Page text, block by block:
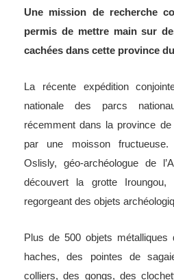
Une mission de recherche
permis de mettre main sur
cachées dans cette province
La récente expédition
nationale des parcs
récemment dans la province de
par une moisson
Oslisly, géo-archéologue de
découvert la grotte Iroungou,
regorgeant des objets
Plus de 500 objets métalliques
haches, des pointes de
colliers, des gongs, des